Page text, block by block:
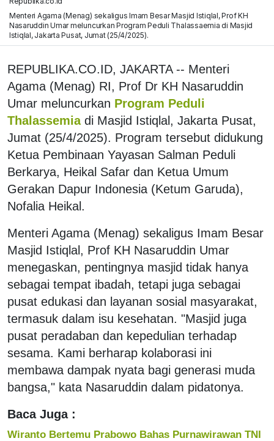
Menteri Agama (Menag) sekaligus Imam Besar Masjid Istiqlal, Prof KH
Nasaruddin Umar meluncurkan Program Peduli Thalassaemia di Masjid
Istiqlal, Jakarta Pusat, Jumat (25/4/2025).
REPUBLIKA.CO.ID, JAKARTA -- Menteri
Agama (Menag) RI, Prof Dr KH Nasaruddin
Umar meluncurkan Program Peduli
Thalassemia di Masjid Istiqlal, Jakarta Pusat,
Jumat (25/4/2025). Program tersebut didukung
Ketua Pembinaan Yayasan Salman Peduli
Berkarya, Heikal Safar dan Ketua Umum
Gerakan Dapur Indonesia (Ketum Garuda),
Nofalia Heikal.
Menteri Agama (Menag) sekaligus Imam Besar
Masjid Istiqlal, Prof KH Nasaruddin Umar
menegaskan, pentingnya masjid tidak hanya
sebagai tempat ibadah, tetapi juga sebagai
pusat edukasi dan layanan sosial masyarakat,
termasuk dalam isu kesehatan. "Masjid juga
pusat peradaban dan kepedulian terhadap
sesama. Kami berharap kolaborasi ini
membawa dampak nyata bagi generasi muda
bangsa," kata Nasaruddin dalam pidatonya.
Baca Juga :
Wiranto Bertemu Prabowo Bahas Purnawirawan TNI